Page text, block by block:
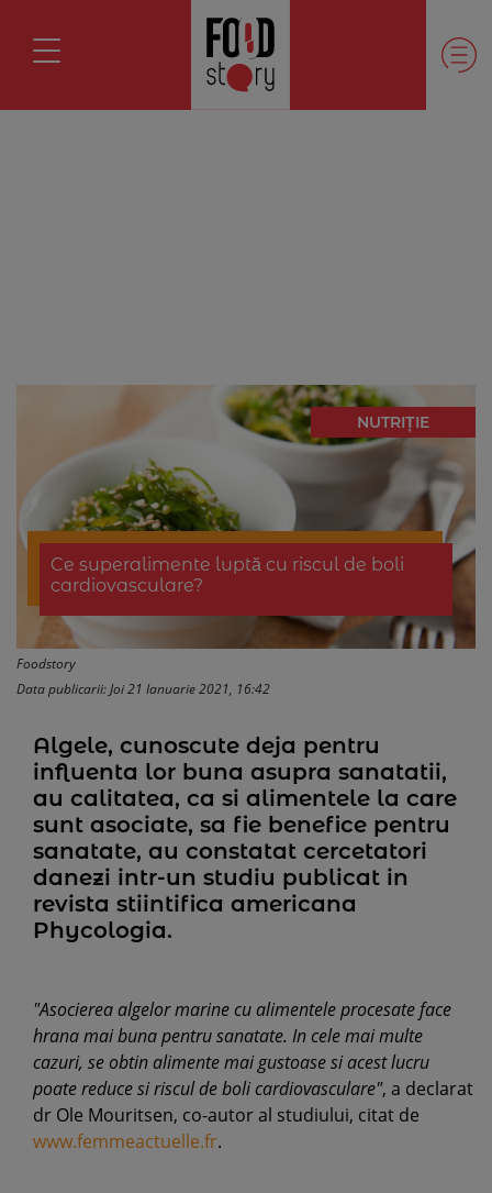
NUTRIȚIE
Ce superalimente luptă cu riscul de boli
cardiovasculare?
Foodstory
Data publicarii: Joi 21 Ianuarie 2021, 16:42
Algele, cunoscute deja pentru
influenta lor buna asupra sanatatii,
au calitatea, ca si alimentele la care
sunt asociate, sa fie benefice pentru
sanatate, au constatat cercetatori
danezi intr-un studiu publicat in
revista stiintifica americana
Phycologia.
"Asocierea algelor marine cu alimentele procesate face
hrana mai buna pentru sanatate. In cele mai multe
cazuri, se obtin alimente mai gustoase si acest lucru
poate reduce si riscul de boli cardiovasculare", a declarat
dr Ole Mouritsen, co-autor al studiului, citat de
www.femmeactuelle.fr.